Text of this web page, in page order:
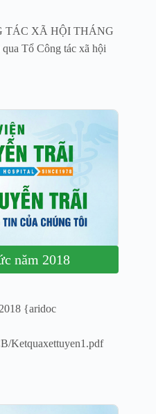
TÁC XÃ HỘI THÁNG
Tổ Công tác xã hội
năm 2018
{aridoc
Ketquaxettuyen1.pdf